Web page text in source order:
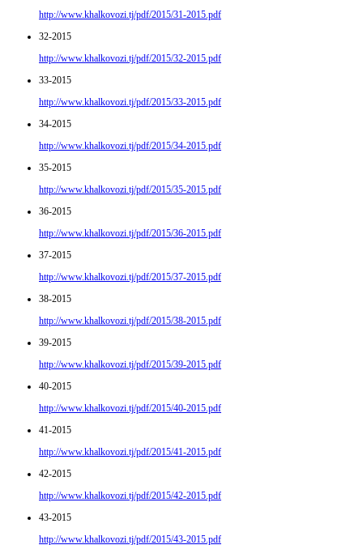
http://www.khalkovozi.tj/pdf/2015/31-2015.pdf
32-2015
http://www.khalkovozi.tj/pdf/2015/32-2015.pdf
33-2015
http://www.khalkovozi.tj/pdf/2015/33-2015.pdf
34-2015
http://www.khalkovozi.tj/pdf/2015/34-2015.pdf
35-2015
http://www.khalkovozi.tj/pdf/2015/35-2015.pdf
36-2015
http://www.khalkovozi.tj/pdf/2015/36-2015.pdf
37-2015
http://www.khalkovozi.tj/pdf/2015/37-2015.pdf
38-2015
http://www.khalkovozi.tj/pdf/2015/38-2015.pdf
39-2015
http://www.khalkovozi.tj/pdf/2015/39-2015.pdf
40-2015
http://www.khalkovozi.tj/pdf/2015/40-2015.pdf
41-2015
http://www.khalkovozi.tj/pdf/2015/41-2015.pdf
42-2015
http://www.khalkovozi.tj/pdf/2015/42-2015.pdf
43-2015
http://www.khalkovozi.tj/pdf/2015/43-2015.pdf